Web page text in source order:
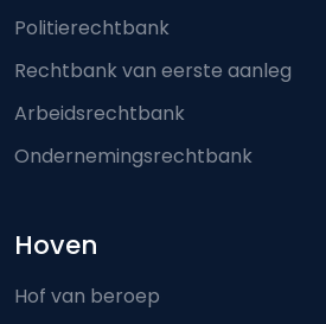
Politierechtbank
Rechtbank van eerste aanleg
Arbeidsrechtbank
Ondernemingsrechtbank
Hoven
Hof van beroep